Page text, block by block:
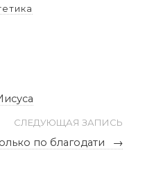
СЛЕДУЮЩАЯ ЗАПИСЬ
по благодати →